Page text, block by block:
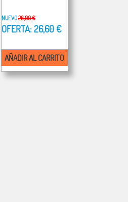
NUEVO28,00 €
OFERTA: 26,60 €
AÑADIR AL CARRITO